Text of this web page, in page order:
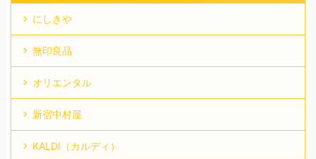
にしきや
無印良品
オリエンタル
新宿中村屋
KALDI（カルディ）